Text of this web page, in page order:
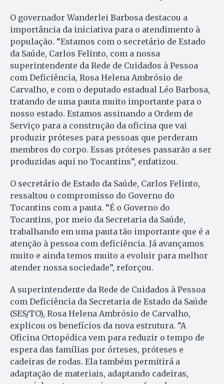
O governador Wanderlei Barbosa destacou a
importância da iniciativa para o atendimento à
população. “Estamos com o secretário de Estado
da Saúde, Carlos Felinto, com a nossa
superintendente da Rede de Cuidados à Pessoa
com Deficiência, Rosa Helena Ambrósio de
Carvalho, e com o deputado estadual Léo Barbosa,
tratando de uma pauta muito importante para o
nosso estado. Estamos assinando a Ordem de
Serviço para a construção da oficina que vai
produzir próteses para pessoas que perderam
membros do corpo. Essas próteses passarão a ser
produzidas aqui no Tocantins”, enfatizou.
O secretário de Estado da Saúde, Carlos Felinto,
ressaltou o compromisso do Governo do
Tocantins com a pauta. “É o Governo do
Tocantins, por meio da Secretaria da Saúde,
trabalhando em uma pauta tão importante que é a
atenção à pessoa com deficiência. Já avançamos
muito e ainda temos muito a evoluir para melhor
atender nossa sociedade”, reforçou.
A superintendente da Rede de Cuidados à Pessoa
com Deficiência da Secretaria de Estado da Saúde
(SES/TO), Rosa Helena Ambrósio de Carvalho,
explicou os benefícios da nova estrutura. “A
Oficina Ortopédica vem para reduzir o tempo de
espera das famílias por órteses, próteses e
cadeiras de rodas. Ela também permitirá a
adaptação de materiais, adaptando cadeiras,